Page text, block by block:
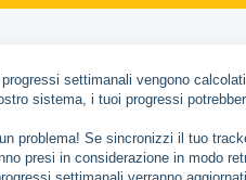
progressi settimanali vengono
sistema, i tuoi progressi
problema! Se sincronizzi il tuo
presi in considerazione in modo